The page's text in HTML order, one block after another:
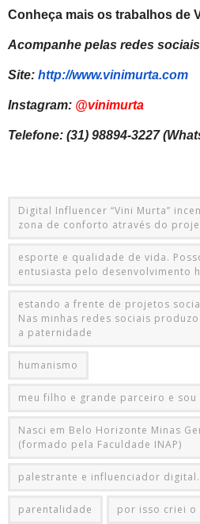
Conheça mais os trabalhos de
Acompanhe pelas redes
Site: http://www.vinimurta.com
Instagram: @vinimurta
Telefone: (31) 98894-3227
Digital Influencer “Vini Murta”
zona de conforto através do
esporte e qualidade de vida.
entusiasta pelo desenvolvimento
estando a frente de projetos
Nas minhas redes sociais
a paternidade
humanismo
meu filho e grande parceiro e sou
Nasci em Belo Horizonte Minas
(formado pela Faculdade INAP)
palestrante e influenciador
parentalidade por isso criei o